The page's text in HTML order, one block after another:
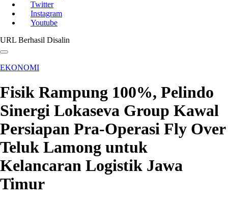
Twitter
Instagram
Youtube
URL Berhasil Disalin
EKONOMI
Fisik Rampung 100%, Pelindo
Sinergi Lokaseva Group Kawal
Persiapan Pra-Operasi Fly Over
Teluk Lamong untuk
Kelancaran Logistik Jawa
Timur